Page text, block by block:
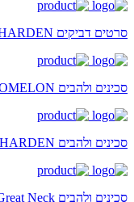
סרטים דביקים HARDEN
סכינים ולהבים KOMELON
סכינים ולהבים HARDEN
סכינים ולהבים Great Neck